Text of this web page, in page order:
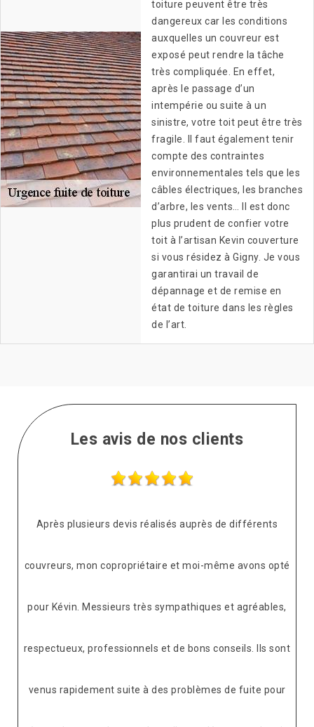
toiture peuvent être très
dangereux car les conditions
auxquelles un couvreur est
exposé peut rendre la tâche
très compliquée. En effet,
après le passage d’un
intempérie ou suite à un
sinistre, votre toit peut être très
fragile. Il faut également tenir
compte des contraintes
environnementales tels que les
câbles électriques, les branches
d’arbre, les vents… Il est donc
plus prudent de confier votre
toit à l’artisan Kevin couverture
si vous résidez à Gigny. Je vous
garantirai un travail de
dépannage et de remise en
état de toiture dans les règles
de l’art.
Les avis de nos clients
Après plusieurs devis réalisés auprès de différents
mon copropriétaire et moi-même avons opté
pour Kévin. Messieurs très sympathiques et agréables,
professionnels et de bons conseils. Ils sont
venus rapidement suite à des problèmes de fuite pour